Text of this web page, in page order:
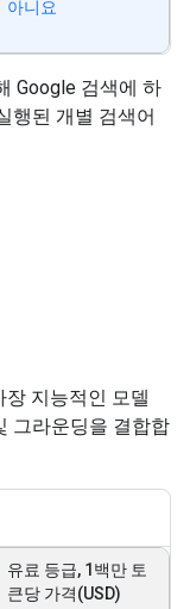
아니요
Google 검색에 하
행된 개별 검색어
지능적인 모델
그라운딩을 결합합
유료 등급, 1백만 토
큰당 가격(USD)